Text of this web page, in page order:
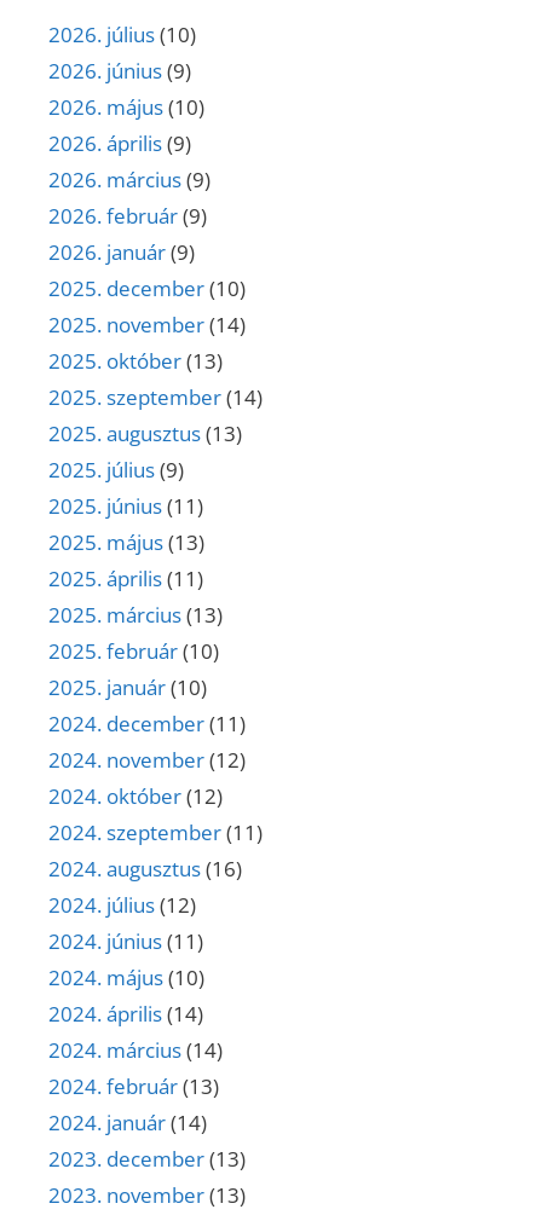
2026. július(10)
2026. június(9)
2026. május(10)
2026. április(9)
2026. március(9)
2026. február(9)
2026. január(9)
2025. december(10)
2025. november(14)
2025. október(13)
2025. szeptember(14)
2025. augusztus(13)
2025. július(9)
2025. június(11)
2025. május(13)
2025. április(11)
2025. március(13)
2025. február(10)
2025. január(10)
2024. december(11)
2024. november(12)
2024. október(12)
2024. szeptember(11)
2024. augusztus(16)
2024. július(12)
2024. június(11)
2024. május(10)
2024. április(14)
2024. március(14)
2024. február(13)
2024. január(14)
2023. december(13)
2023. november(13)